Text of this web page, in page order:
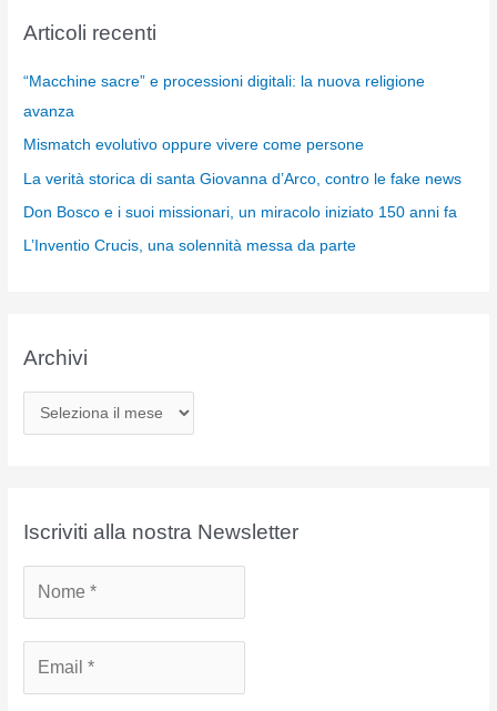
Articoli recenti
“Macchine sacre” e processioni digitali: la nuova religione
avanza
Mismatch evolutivo oppure vivere come persone
La verità storica di santa Giovanna d’Arco, contro le fake news
Don Bosco e i suoi missionari, un miracolo iniziato 150 anni fa
L’Inventio Crucis, una solennità messa da parte
Archivi
r
iIscriviti alla nostra Newsletter